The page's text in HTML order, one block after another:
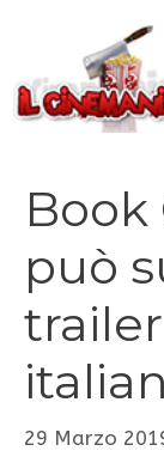
contenuto
Book
può
29 Marzo